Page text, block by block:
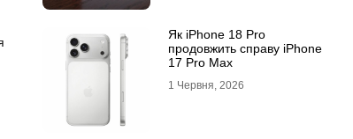
Як iPhone 18 Pro
продовжить справу iPhone
17 Pro Max
1 Червня, 2026